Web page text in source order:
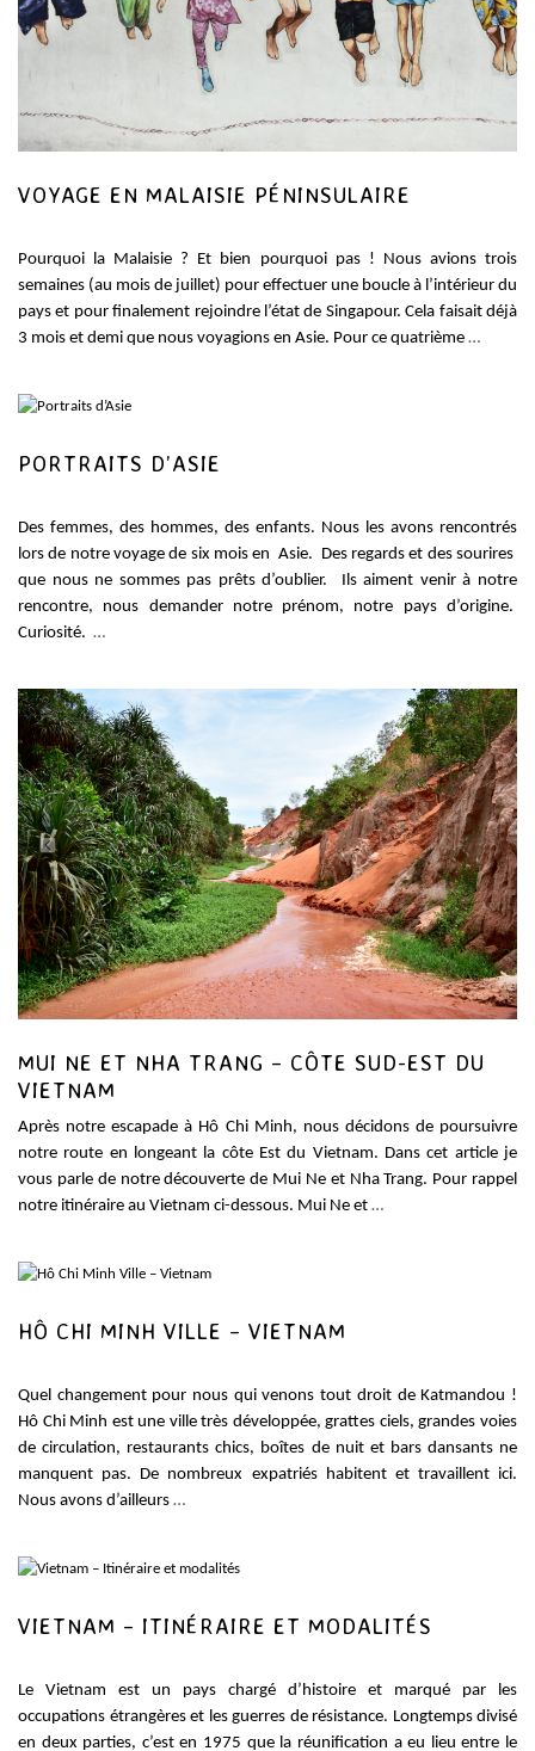
VOYAGE EN MALAISIE PÉNINSULAIRE
Pourquoi la Malaisie ? Et bien pourquoi pas ! Nous avions trois
semaines (au mois de juillet) pour effectuer une boucle à l’intérieur du
pays et pour finalement rejoindre l’état de Singapour. Cela faisait déjà
3 mois et demi que nous voyagions en Asie. Pour ce quatrième …
PORTRAITS D’ASIE
Des femmes, des hommes, des enfants. Nous les avons rencontrés
lors de notre voyage de six mois en Asie. Des regards et des sourires
que nous ne sommes pas prêts d’oublier. Ils aiment venir à notre
rencontre, nous demander notre prénom, notre pays d’origine.
Curiosité. …
MUI NE ET NHA TRANG – CÔTE SUD-EST DU
VIETNAM
Après notre escapade à Hô Chi Minh, nous décidons de poursuivre
notre route en longeant la côte Est du Vietnam. Dans cet article je
vous parle de notre découverte de Mui Ne et Nha Trang. Pour rappel
notre itinéraire au Vietnam ci-dessous. Mui Ne et …
HÔ CHI MINH VILLE – VIETNAM
Quel changement pour nous qui venons tout droit de Katmandou !
Hô Chi Minh est une ville très développée, grattes ciels, grandes voies
de circulation, restaurants chics, boîtes de nuit et bars dansants ne
manquent pas. De nombreux expatriés habitent et travaillent ici.
Nous avons d’ailleurs …
VIETNAM – ITINÉRAIRE ET MODALITÉS
Le Vietnam est un pays chargé d’histoire et marqué par les
occupations étrangères et les guerres de résistance. Longtemps divisé
en deux parties, c’est en 1975 que la réunification a eu lieu entre le